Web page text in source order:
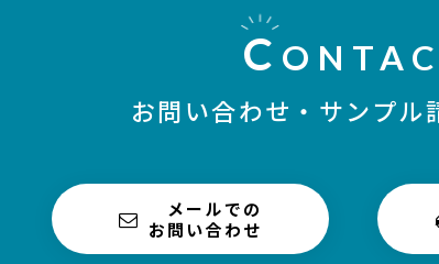
C
お問い合わせ・ サンプル
メールでの
お問い合わせ